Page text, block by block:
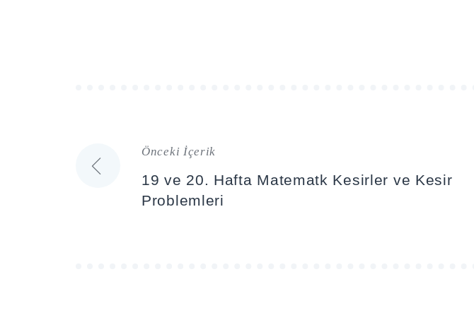
Yazı
gezinmesi
Önceki İçerik
19 ve 20. Hafta Matematk Kesirler ve Kesir
Problemleri